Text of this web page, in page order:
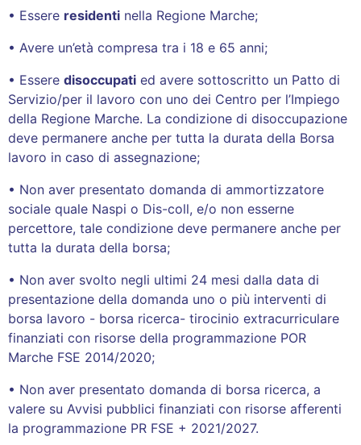
• Essere residenti nella Regione Marche;
• Avere un’età compresa tra i 18 e 65 anni;
• Essere disoccupati ed avere sottoscritto un Patto di
Servizio/per il lavoro con uno dei Centro per l’Impiego
della Regione Marche. La condizione di disoccupazione
deve permanere anche per tutta la durata della Borsa
lavoro in caso di assegnazione;
• Non aver presentato domanda di ammortizzatore
sociale quale Naspi o Dis-coll, e/o non esserne
percettore, tale condizione deve permanere anche per
tutta la durata della borsa;
• Non aver svolto negli ultimi 24 mesi dalla data di
presentazione della domanda uno o più interventi di
borsa lavoro - borsa ricerca- tirocinio extracurriculare
finanziati con risorse della programmazione POR
Marche FSE 2014/2020;
• Non aver presentato domanda di borsa ricerca, a
valere su Avvisi pubblici finanziati con risorse afferenti
la programmazione PR FSE + 2021/2027.